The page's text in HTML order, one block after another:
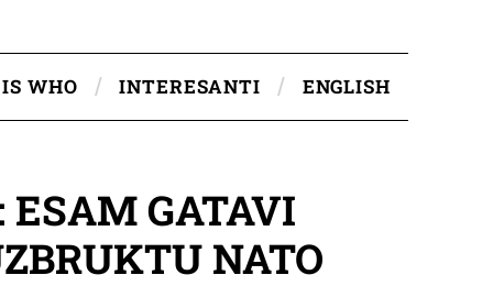
WHO INTERESANTI ENGLISH
GATAVI
NATO